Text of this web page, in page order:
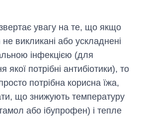
увагу на те, що якщо
викликані або ускладнені
інфекцією (для
якої потрібні антибіотики), то
потрібна корисна їжа,
що знижують температуру
або ібупрофен) і тепле